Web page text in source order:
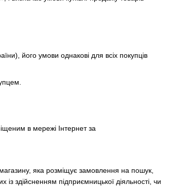
його умови однакові для всіх покупців
в мережі Інтернет за
яка розміщує замовлення на пошук,
здійсненням підприємницької діяльності, чи